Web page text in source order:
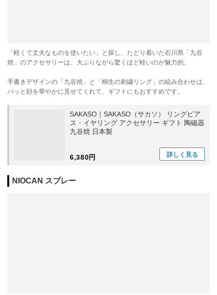
「軽くて丈夫なものを使いたい」と探し、たどり着いた石川県「九谷
焼」のアクセサリーは、大ぶりながら驚くほど軽いのが魅力的。
手書きデザインの「九谷焼」と「桐生の刺繍リング」の組み合わせは、
パッと顔を華やかに見せてくれて、ギフトにもおすすめです。
SAKASO｜SAKASO（サカソ） リングピア
ス・イヤリング アクセサリー ギフト 陶磁器
九谷焼 日本製
6,380円 詳しく 見る
NIOCAN スプレー